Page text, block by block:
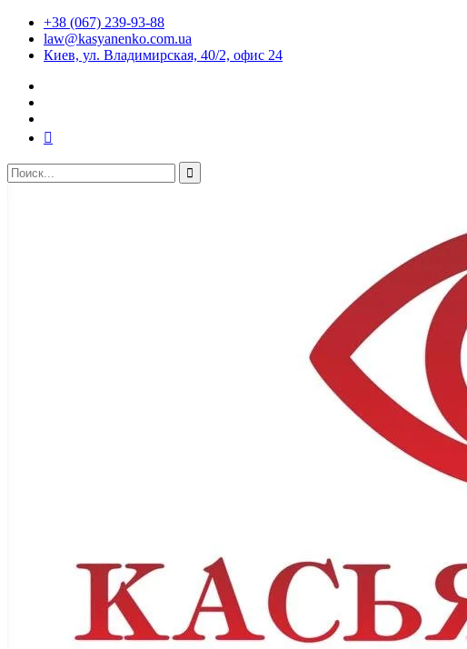
+38 (067) 239-93-88
law@kasyanenko.com.ua
Киев, ул. Владимирская, 40/2, офис 24